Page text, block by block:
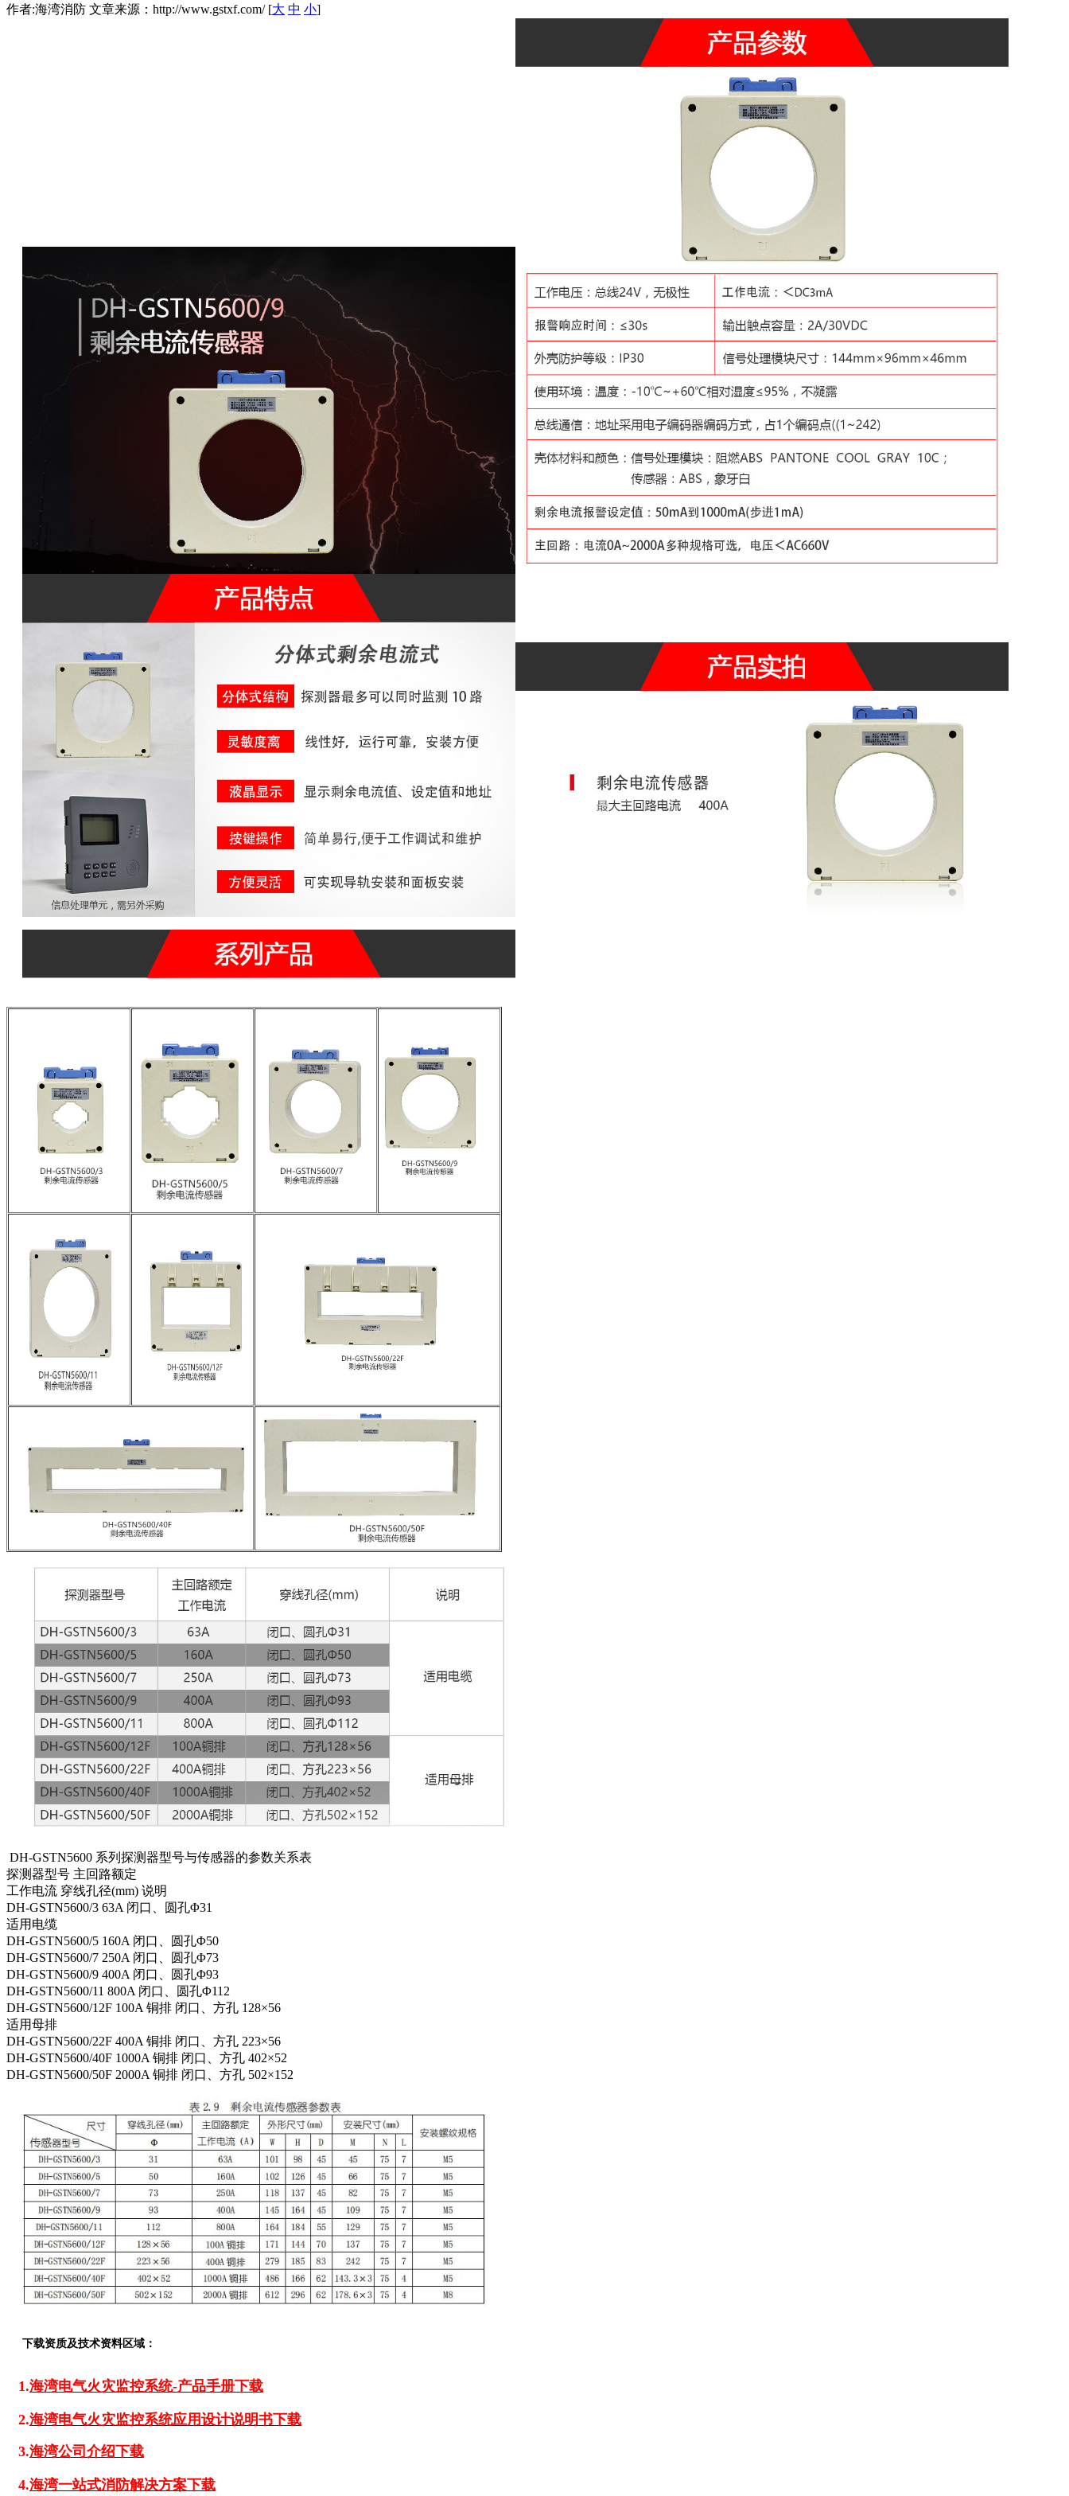
作者:海湾消防 文章来源：http://www.gstxf.com/ [大 中 小]
DH-GSTN5600 系列探测器型号与传感器的参数关系表
探测器型号 主回路额定
工作电流 穿线孔径(mm) 说明
DH-GSTN5600/3 63A 闭口、圆孔Φ31
适用电缆
DH-GSTN5600/5 160A 闭口、圆孔Φ50
DH-GSTN5600/7 250A 闭口、圆孔Φ73
DH-GSTN5600/9 400A 闭口、圆孔Φ93
DH-GSTN5600/11 800A 闭口、圆孔Φ112
DH-GSTN5600/12F 100A 铜排 闭口、方孔 128×56
适用母排
DH-GSTN5600/22F 400A 铜排 闭口、方孔 223×56
DH-GSTN5600/40F 1000A 铜排 闭口、方孔 402×52
DH-GSTN5600/50F 2000A 铜排 闭口、方孔 502×152
下载资质及技术资料区域：
1.海湾电气火灾监控系统-产品手册下载
2.海湾电气火灾监控系统应用设计说明书下载
3.海湾公司介绍下载
4.海湾一站式消防解决方案下载